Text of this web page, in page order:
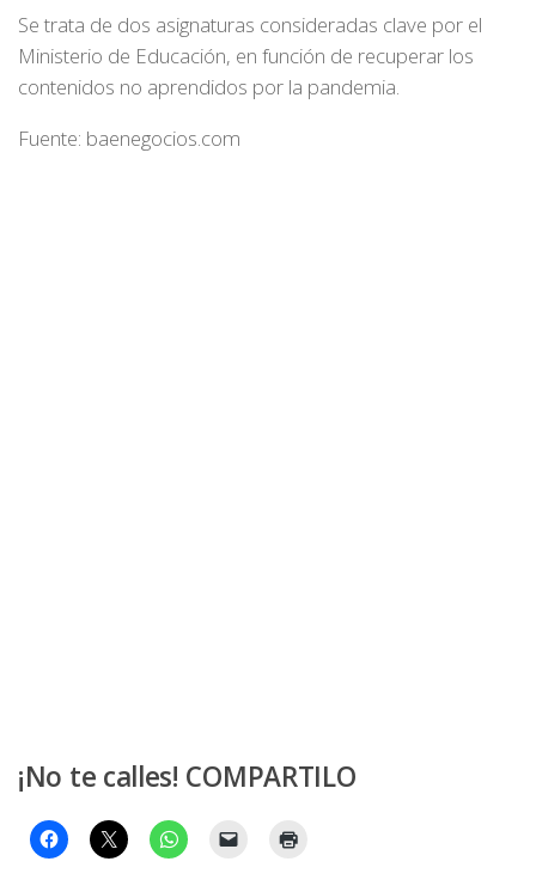
Se trata de dos asignaturas consideradas clave por el
Ministerio de Educación, en función de recuperar los
contenidos no aprendidos por la pandemia.
Fuente: baenegocios.com
¡No te calles! COMPARTILO